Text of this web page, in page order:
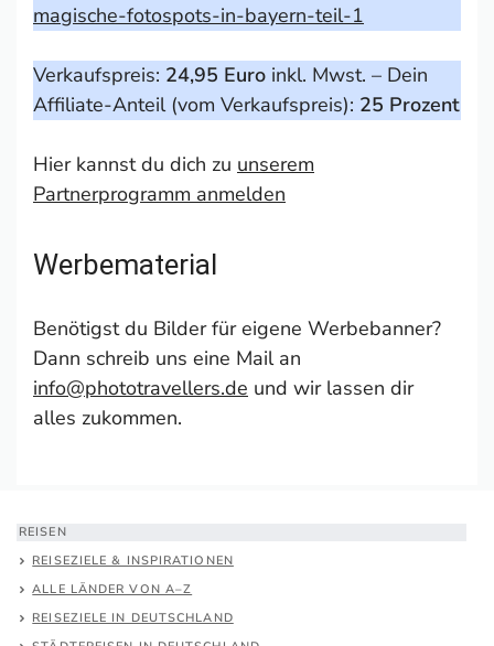
magische-fotospots-in-bayern-teil-1
Verkaufspreis: 24,95 Euro inkl. Mwst. – Dein
Affiliate-Anteil (vom Verkaufspreis): 25 Prozent
Hier kannst du dich zu unserem
Partnerprogramm anmelden
Werbematerial
Benötigst du Bilder für eigene Werbebanner?
Dann schreib uns eine Mail an
info@phototravellers.de und wir lassen dir
alles zukommen.
REISEN
REISEZIELE & INSPIRATIONEN
ALLE LÄNDER VON A–Z
REISEZIELE IN DEUTSCHLAND